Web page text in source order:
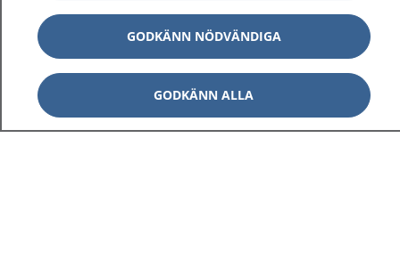
1177 på flera språk Visa
GODKÄNN NÖDVÄNDIGA
GODKÄNN ALLA